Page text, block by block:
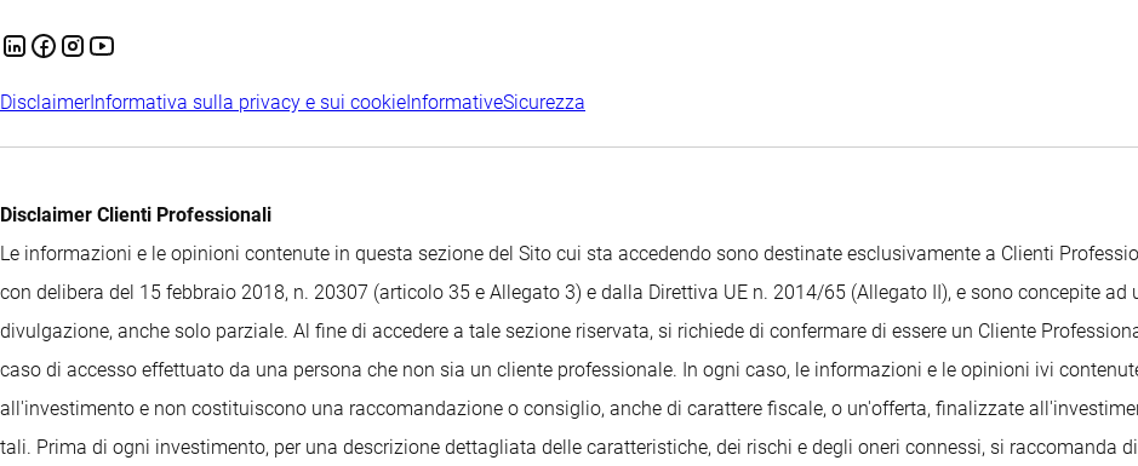
DisclaimerInformativa sulla privacy e sui cookieInformativeSicurezza
Disclaimer Clienti Professionali
Le informazioni e le opinioni contenute in questa sezione del Sito cui sta accedendo sono destinate esclusivamente a Clienti
con delibera del 15 febbraio 2018, n. 20307 (articolo 35 e Allegato 3) e dalla Direttiva UE n. 2014/65 (Allegato II), e sono concepite
divulgazione, anche solo parziale. Al fine di accedere a tale sezione riservata, si richiede di confermare di essere un Cliente
caso di accesso effettuato da una persona che non sia un cliente professionale. In ogni caso, le informazioni e le opinioni ivi
all'investimento e non costituiscono una raccomandazione o consiglio, anche di carattere fiscale, o un'offerta, finalizzate
tali. Prima di ogni investimento, per una descrizione dettagliata delle caratteristiche, dei rischi e degli oneri connessi, si raccomanda